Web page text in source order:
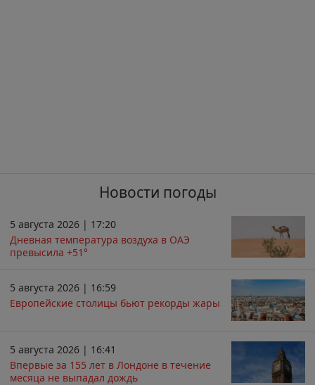
Новости погоды
5 августа 2026 | 17:20
Дневная температура воздуха в ОАЭ
превысила +51°
5 августа 2026 | 16:59
Европейские столицы бьют рекорды жары
5 августа 2026 | 16:41
Впервые за 155 лет в Лондоне в течение
месяца не выпадал дождь